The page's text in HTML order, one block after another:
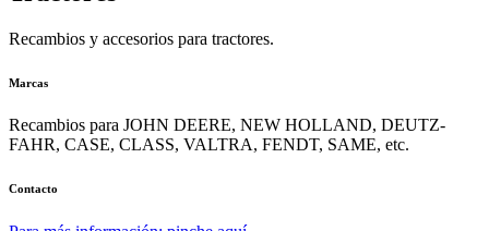
Recambios y accesorios para tractores.
Marcas
Recambios para JOHN DEERE, NEW HOLLAND, DEUTZ-
FAHR, CASE, CLASS, VALTRA, FENDT, SAME, etc.
Contacto